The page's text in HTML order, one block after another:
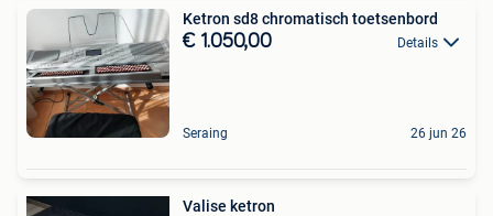
Ketron sd8 chromatisch toetsenbord
€ 1.050,00 Details
Seraing 26 jun 26
Valise ketron